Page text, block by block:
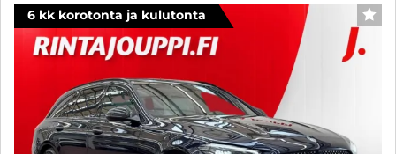
6 kk korotonta ja kulutonta